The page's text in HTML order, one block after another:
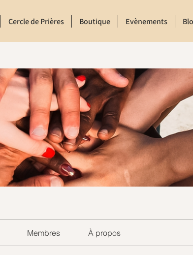
Cercle de Prières Boutique Evènements
Membres À propos